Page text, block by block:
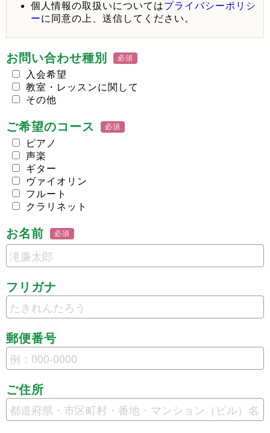
個人情報の取扱いについてはプライバシーポリシ
ーに同意の上、送信してください。
お問い合わせ種別 必須
入会希望
教室・レッスンに関して
その他
ご希望のコース 必須
ピアノ
声楽
ギター
ヴァイオリン
フルート
クラリネット
お名前 必須
フリガナ
郵便番号
ご住所